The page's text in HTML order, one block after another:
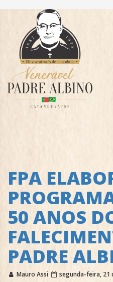
FPA
50 ANOS
PADRE
Mauro Assi segunda-feira, 21